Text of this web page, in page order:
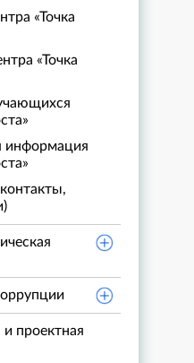
«Точка
«Точка
информация
и проектная